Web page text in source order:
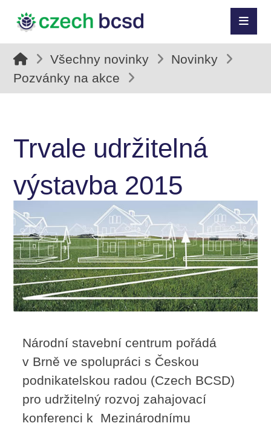
Všechny novinky
Novinky
Pozvánky na akce
Trvale udržitelná
výstavba 2015
Národní stavební centrum pořádá
v Brně ve spolupráci s Českou
podnikatelskou radou (Czech BCSD)
pro udržitelný rozvoj zahajovací
konferenci k Mezinárodnímu